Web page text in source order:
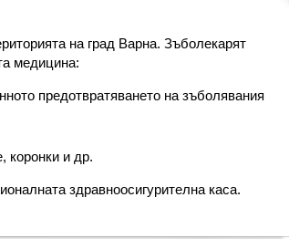
на град Варна. Зъболекарят
медицина:
предотвратяването на зъболявания
коронки и др.
здравноосигурителна каса.